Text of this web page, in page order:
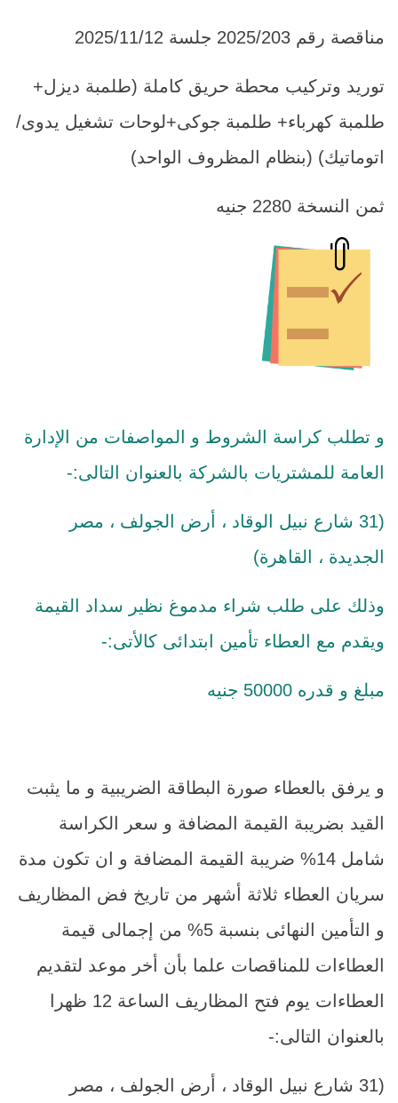
مناقصة رقم 2025/203 جلسة 2025/11/12
توريد وتركيب محطة حريق كاملة (طلمبة ديزل+
طلمبة كهرباء+ طلمبة جوكى+لوحات تشغيل يدوى/
اتوماتيك) (بنظام المظروف الواحد)
ثمن النسخة 2280 جنيه
و تطلب كراسة الشروط و المواصفات من الإدارة
العامة للمشتريات بالشركة بالعنوان التالى:-
(31 شارع نبيل الوقاد ، أرض الجولف ، مصر
الجديدة ، القاهرة)
وذلك على طلب شراء مدموغ نظير سداد القيمة
ويقدم مع العطاء تأمين ابتدائى كالأتى:-
مبلغ و قدره 50000 جنيه
و يرفق بالعطاء صورة البطاقة الضريبية و ما يثبت
القيد بضريبة القيمة المضافة و سعر الكراسة
شامل 14% ضريبة القيمة المضافة و ان تكون مدة
سريان العطاء ثلاثة أشهر من تاريخ فض المظاريف
و التأمين النهائى بنسبة 5% من إجمالى قيمة
العطاءات للمناقصات علما بأن أخر موعد لتقديم
العطاءات يوم فتح المظاريف الساعة 12 ظهرا
بالعنوان التالى:-
(31 شارع نبيل الوقاد ، أرض الجولف ، مصر